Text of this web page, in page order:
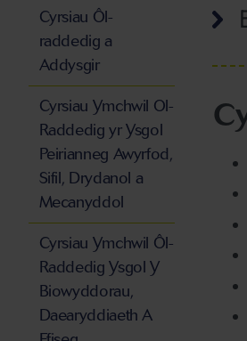
Cyrsiau Ôl-
raddedig a
Addysgir
Cyrsiau Ymchwil Ol-
Raddedig yr Ysgol
Peirianneg Awyrfod,
Sifil, Drydanol a
Mecanyddol
Cyrsiau Ymchwil Ôl-
Raddedig Ysgol Y
Biowyddorau,
Daearyddiaeth A